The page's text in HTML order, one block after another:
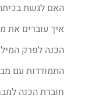
האם לגשת
איך עוברים את
הכנה לפרק
התמודדות עם
חוברת הכנה